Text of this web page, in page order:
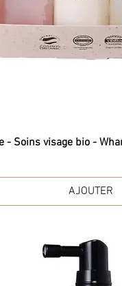
- Soins visage bio -
AJOUTER